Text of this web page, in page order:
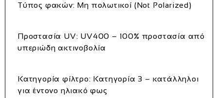
Τύπος φακών: Μη πολωτικοί (Not Polarized)
Προστασία UV: UV400 – 100% προστασία από
υπεριώδη ακτινοβολία
Κατηγορία φίλτρο: Κατηγορία 3 – κατάλληλοι
για έντονο ηλιακό φως